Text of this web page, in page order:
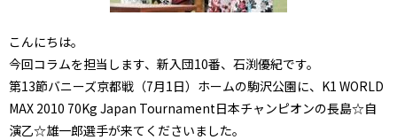
こんにちは。
今回コラムを担当します、新入団10番、石渕優紀です。
第13節バニーズ京都戦（7月1日）ホームの駒沢公園に、K1 WORLD
MAX 2010 70Kg Japan Tournament日本チャンピオンの長島☆自
演乙☆雄一郎選手が来てくださいました。